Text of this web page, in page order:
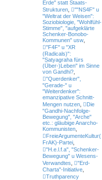
Erde" statt Staats-
Strukturen
""NS4F" u
"Weltrat der Weisen":
Soziobiologie, "Wohlfühl-
Stimme", "aufgeklärte
Schenker-Bonobo-
Kommunen" usw
"F4F" u "XR
(Radicals)":
"Satyagraha fürs
(Über-)Leben" im Sinne
von Gandhi?
"Querdenker",
"Gerade-" u
"Weiterdenker":
emanzipative Schnitt-
Mengen nutzen
Die
"Gandhi-Nachfolge-
Bewegung", "Arche"
etc.: gläubige Anarcho-
Kommunisten
FreieArgumenteKultur(
FrAK)-Partei
"H.e.l.f.a", "Schenker-
Bewegung" u Wesens-
Verwandtes
"Erd-
Charta"-Initiative
Truthparency